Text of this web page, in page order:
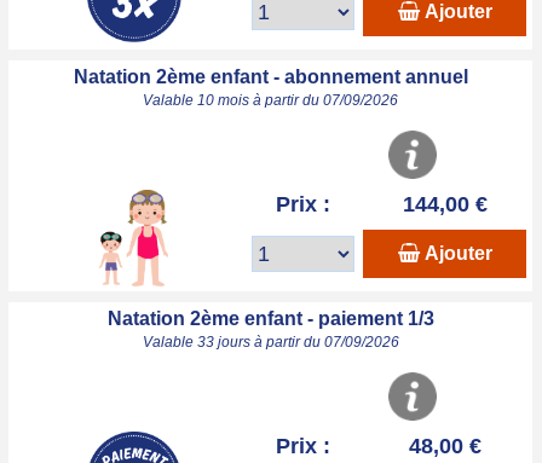
Ajouter
Natation 2ème enfant - abonnement annuel
Valable 10 mois à partir du 07/09/2026
Prix : 144,00 €
Ajouter
Natation 2ème enfant - paiement 1/3
Valable 33 jours à partir du 07/09/2026
Prix : 48,00 €